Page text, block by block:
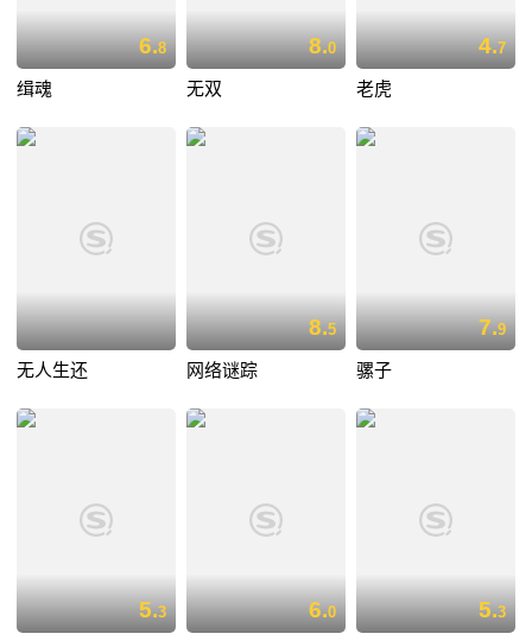
6.8
缉魂
8.0
无双
4.7
老虎
无人生还
8.5
网络谜踪
7.9
骡子
5.3 6.0 5.3